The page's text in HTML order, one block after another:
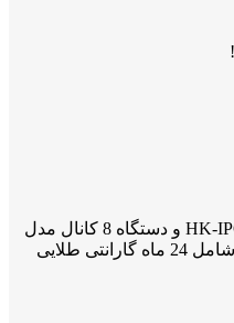
پکیج 2دوربین مدل HK-IPC-DW5703XAP و دستگاه 8 کانال مدل
HK-NR-8108KMA8 از برند هیکان شامل 24 ماه گارانتی طلایی